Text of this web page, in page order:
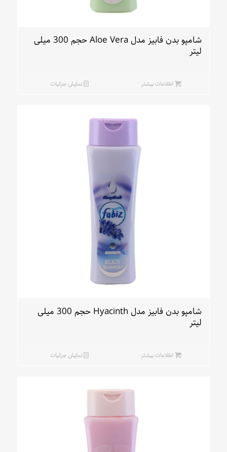
شامپو بدن فابیز مدل Aloe Vera حجم 300 میلی
لیتر
اطلاعات بیشتر نمایش جزئیات
شامپو بدن فابیز مدل Hyacinth حجم 300 میلی
لیتر
اطلاعات بیشتر نمایش جزئیات